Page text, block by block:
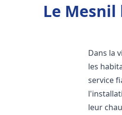
Le Mesnil
Dans la
les
service
leur